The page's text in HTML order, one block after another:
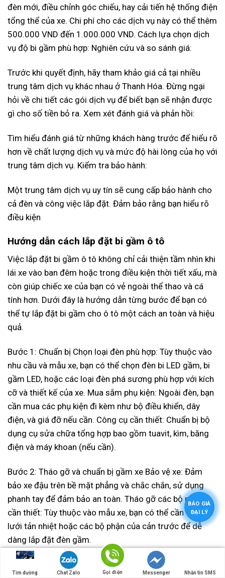
đèn mới, điều chỉnh góc chiếu, hay cải tiến hệ thống điện
tổng thể của xe. Chi phí cho các dịch vụ này có thể thêm
500.000 VND đến 1.000.000 VND. Cách lựa chọn dịch
vụ độ bi gầm phù hợp: Nghiên cứu và so sánh giá:
Trước khi quyết định, hãy tham khảo giá cả tại nhiều
trung tâm dịch vụ khác nhau ở Thanh Hóa. Đừng ngại
hỏi về chi tiết các gói dịch vụ để biết bạn sẽ nhận được
gì cho số tiền bỏ ra. Xem xét đánh giá và phản hồi:
Tìm hiểu đánh giá từ những khách hàng trước để hiểu rõ
hơn về chất lượng dịch vụ và mức độ hài lòng của họ với
trung tâm dịch vụ. Kiểm tra bảo hành:
Một trung tâm dịch vụ uy tín sẽ cung cấp bảo hành cho
cả đèn và công việc lắp đặt. Đảm bảo rằng bạn hiểu rõ
điều kiện
Hướng dẫn cách lắp đặt bi gầm ô tô
Việc lắp đặt bi gầm ô tô không chỉ cải thiện tầm nhìn khi
lái xe vào ban đêm hoặc trong điều kiện thời tiết xấu, mà
còn giúp chiếc xe của bạn có vẻ ngoài thể thao và cá
tính hơn. Dưới đây là hướng dẫn từng bước để bạn có
thể tự lắp đặt bi gầm cho ô tô một cách an toàn và hiệu
quả.
Bước 1: Chuẩn bị Chọn loại đèn phù hợp: Tùy thuộc vào
nhu cầu và mẫu xe, bạn có thể chọn đèn bi LED gầm, bi
gầm LED, hoặc các loại đèn phá sương phù hợp với kích
cỡ và thiết kế của xe. Mua sắm phụ kiện: Ngoài đèn, bạn
cần mua các phụ kiện đi kèm như bộ điều khiển, dây
điện, và giá đỡ nếu cần. Công cụ cần thiết: Chuẩn bị bộ
dụng cụ sửa chữa tổng hợp bao gồm tuavit, kìm, băng
điện và máy khoan (nếu cần).
Bước 2: Tháo gỡ và chuẩn bị gầm xe Bảo vệ xe: Đảm
bảo xe đậu trên bề mặt phẳng và chắc chắn, sử dụng
phanh tay để đảm bảo an toàn. Tháo gỡ các bộ phận
cần thiết: Tùy thuộc vào mẫu xe, bạn có thể cần tháo
lưới tản nhiệt hoặc các bộ phận của cản trước để dễ
dàng lắp đặt đèn gầm.
Bước 3: Lắp đặt đèn gầm Gắn đèn vào vị trí: Sử dụng
BÁO GIÁ
ĐẠI LÝ
Tìm đường Chat Zalo Gọi điện Messenger Nhắn tin SMS